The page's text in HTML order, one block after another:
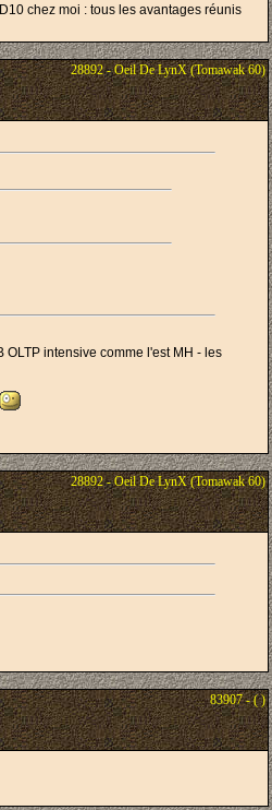
chez moi : tous les avantages réunis
28892 - Oeil De LynX (Tomawak 60)
intensive comme l'est MH - les
28892 - Oeil De LynX (Tomawak 60)
83907 - ( )